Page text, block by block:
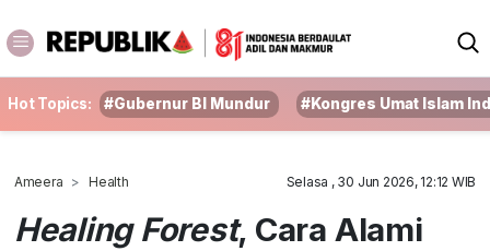
Hot Topics: #Gubernur BI Mundur #Kongres Umat Islam
Ameera Health Selasa , 30 Jun 2026, 12:12 WIB
Healing Forest, Cara Alami